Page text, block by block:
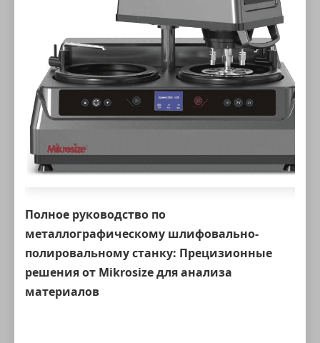
Полное руководство по
металлографическому шлифовально-
полировальному станку: Прецизионные
решения от Mikrosize для анализа
материалов